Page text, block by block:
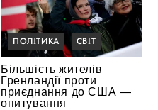
ПОЛІТИКА СВІТ
Більшість жителів
Гренландії проти
приєднання до США —
опитування